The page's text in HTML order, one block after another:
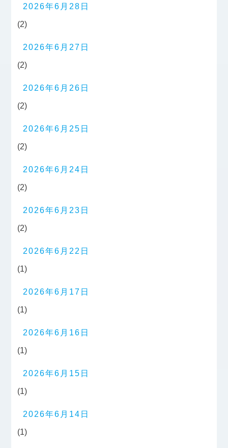
2026年6月28日
(2)
2026年6月27日
(2)
2026年6月26日
(2)
2026年6月25日
(2)
2026年6月24日
(2)
2026年6月23日
(2)
2026年6月22日
(1)
2026年6月17日
(1)
2026年6月16日
(1)
2026年6月15日
(1)
2026年6月14日
(1)